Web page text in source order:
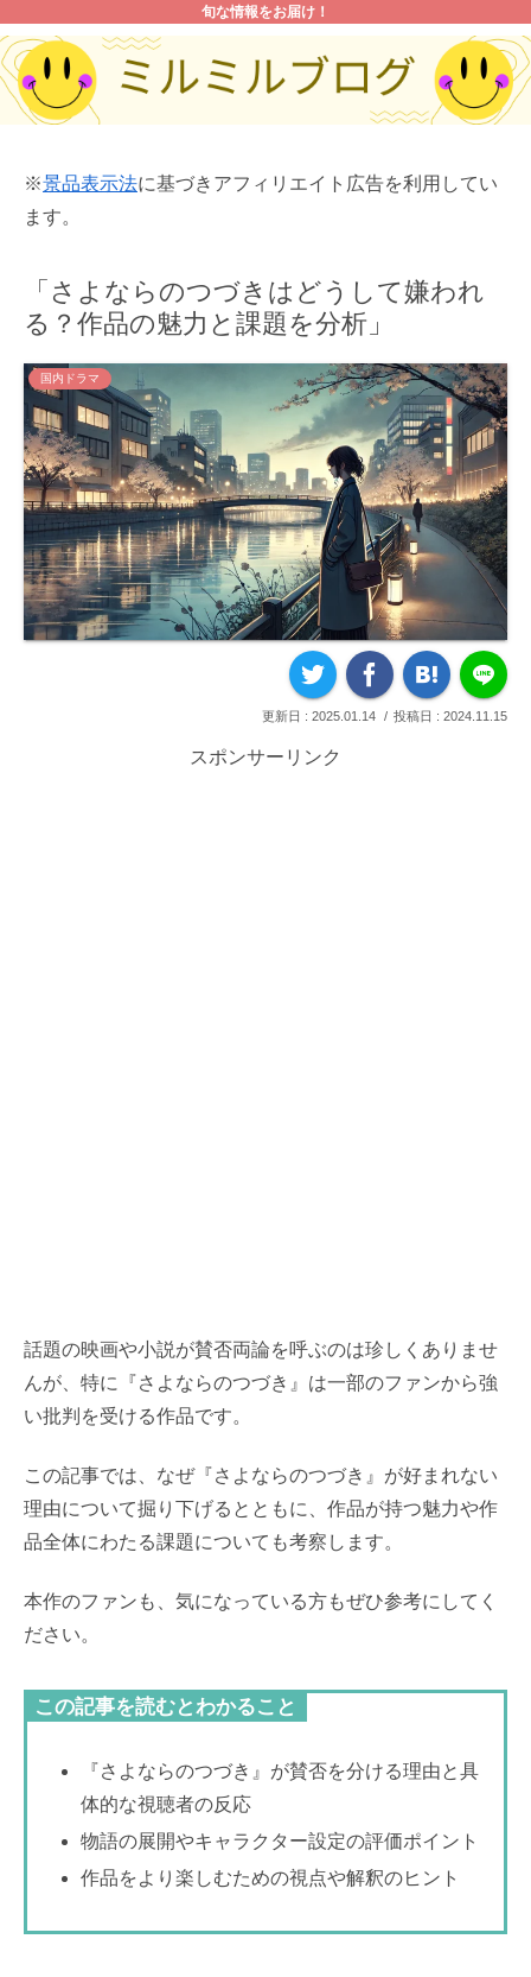
旬な情報をお届け！
※景品表示法に基づきアフィリエイト広告を利用してい
ます。
「さよならのつづきはどうして嫌われ
る？作品の魅力と課題を分析」
国内ドラマ
2025.01.14 2024.11.15
スポンサーリンク
話題の映画や小説が賛否両論を呼ぶのは珍しくありませ
んが、特に『さよならのつづき』は一部のファンから強
い批判を受ける作品です。
この記事では、なぜ『さよならのつづき』が好まれない
理由について掘り下げるとともに、作品が持つ魅力や作
品全体にわたる課題についても考察します。
本作のファンも、気になっている方もぜひ参考にしてく
ださい。
この記事を読むとわかること
『さよならのつづき』が賛否を分ける理由と具
体的な視聴者の反応
物語の展開やキャラクター設定の評価ポイント
作品をより楽しむための視点や解釈のヒント